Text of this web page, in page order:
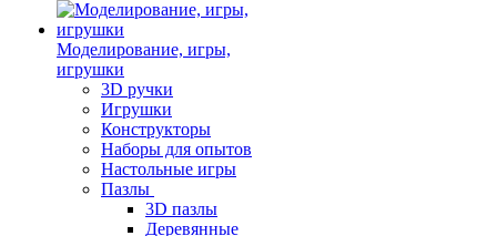
Моделирование, игры,
игрушки
3D ручки
Игрушки
Конструкторы
Наборы для опытов
Настольные игры
Пазлы
3D пазлы
Деревянные